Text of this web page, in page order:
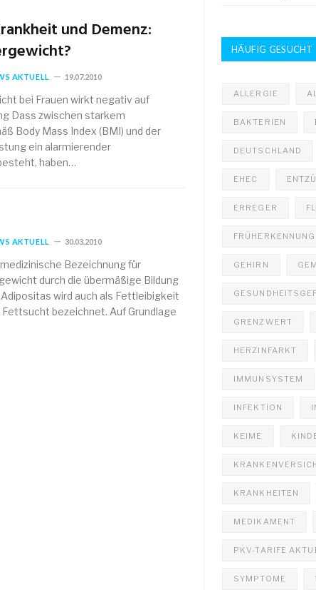
und Demenz:
AKTUELL 19.07.2010
bei Frauen wirkt negativ auf
Dass zwischen starkem
Body Mass Index (BMI) und der
ein alarmierender
haben…
AKTUELL 30.03.2010
Bezeichnung für
durch die übermäßige Bildung
wird auch als Fettleibigkeit
bezeichnet. Auf Grundlage
HÄUFIG GESUCHT
ALLERGIE
BAKTERIEN
DEUTSCHLAND
EHEC
ERREGER
FRÜHERKENNUNG
GEHIRN
GRENZWERT
HERZINFARKT
IMMUNSYSTEM
INFEKTION
KEIME
KRANKHEITEN
MEDIKAMENT
PKV-TARIFE
SYMPTOME